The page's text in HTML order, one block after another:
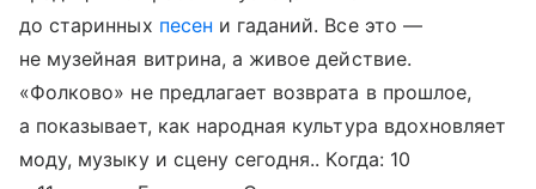
до старинных песен и гаданий. Все это —
не музейная витрина, а живое действие.
«Фолково» не предлагает возврата в прошлое,
а показывает, как народная культура вдохновляет
моду, музыку и сцену сегодня.. Когда: 10